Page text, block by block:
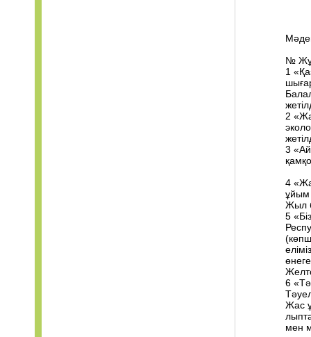
№
1
2
3
4
ұйым
Жыл
5
6
Жас
мен